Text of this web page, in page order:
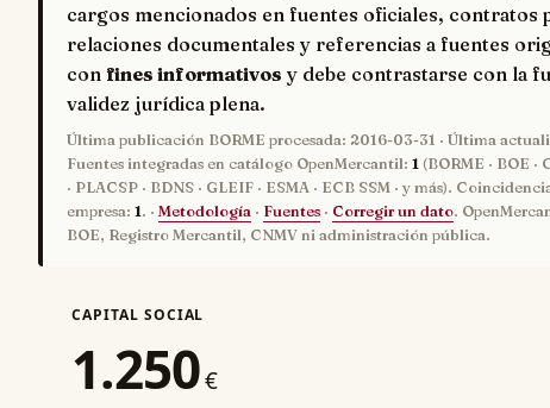
cargos mencionados en fuentes oficiales, contratos
relaciones documentales y referencias a fuentes
con fines informativos y debe contrastarse con la
validez jurídica plena.
Última publicación BORME procesada: 2016-03-31 · Última
Fuentes integradas en catálogo OpenMercantil: 1 (BORME · BOE ·
· PLACSP · BDNS · GLEIF · ESMA · ECB SSM · y más).
empresa: 1. · Metodología · Fuentes · Corregir un dato.
BOE, Registro Mercantil, CNMV ni administración pública.
CAPITAL SOCIAL
1.250€